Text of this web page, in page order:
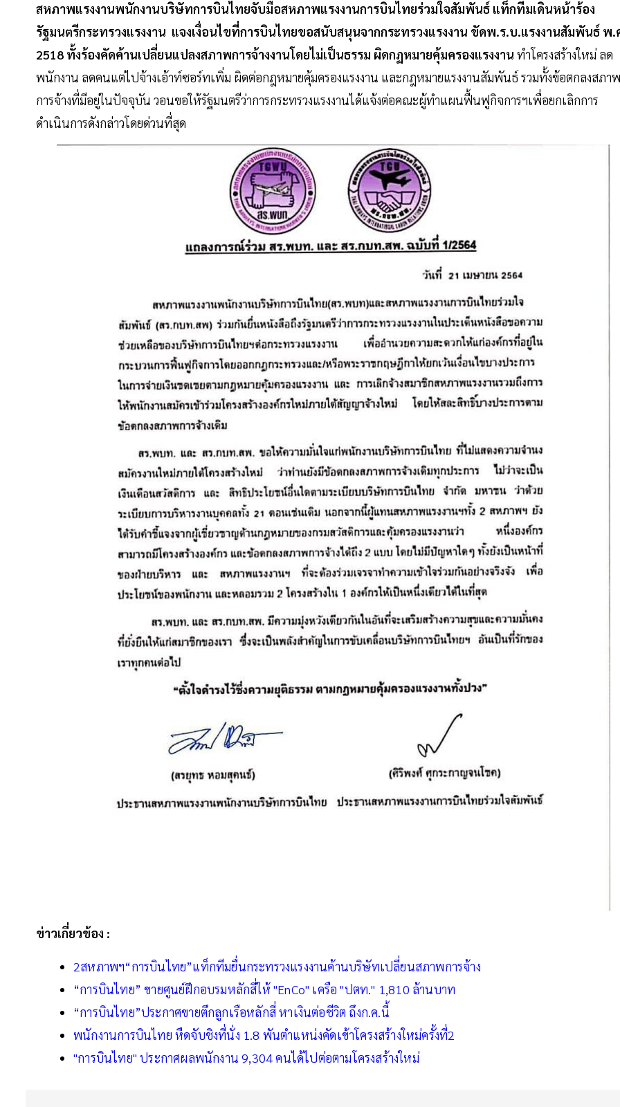
สหภาพแรงงานพนักงานบริษัทการบินไทยจับมือสหภาพแรงงานการบินไทยร่วมใจสัมพันธ์ แท็กทีมเดินหน้าร้อง
รัฐมนตรีกระทรวงแรงงาน แจงเงื่อนไขที่การบินไทยขอสนับสนุนจากกระทรวงแรงงาน ขัดพ.ร.บ.แรงงานสัมพันธ์ พ.
2518 ทั้งร้องคัดค้านเปลี่ยนแปลงสภาพการจ้างงานโดยไม่เป็นธรรม ผิดกฏหมายคุ้มครองแรงงาน ทำโครงสร้างใหม่ ลด
พนักงาน ลดคนแต่ไปจ้างเอ้าท์ซอร์ทเพิ่ม ผิดต่อกฎหมายคุ้มครองแรงงาน และกฎหมายแรงงานสัมพันธ์ รวมทั้งข้อตกลงสภาพ
การจ้างที่มีอยู่ในปัจจุบัน วอนขอให้รัฐมนตรีว่าการกระทรวงแรงงานได้แจ้งต่อคณะผู้ทำแผนฟื้นฟูกิจการฯเพื่อยกเลิกการ
ดำเนินการดังกล่าวโดยด่วนที่สุด
ข่าวเกี่ยวข้อง :
2สหภาพฯ“การบินไทย”แท็กทีมยื่นกระทรวงแรงงานค้านบริษัทเปลี่ยนสภาพการจ้าง
“การบินไทย” ขายศูนย์ฝึกอบรมหลักสี่ให้ "EnCo" เครือ "ปตท." 1,810 ล้านบาท
“การบินไทย”ประกาศขายตึกลูกเรือหลักสี่ หาเงินต่อชีวิต ถึงก.ค.นี้
พนักงานการบินไทย หืดจับชิงที่นั่ง 1.8 พันตำแหน่งคัดเข้าโครงสร้างใหม่ครั้งที่2
"การบินไทย" ประกาศผลพนักงาน 9,304 คนได้ไปต่อตามโครงสร้างใหม่